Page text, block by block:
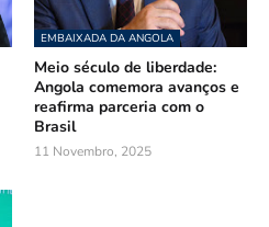
EMBAIXADA DA ANGOLA
Meio século de liberdade:
Angola comemora avanços e
reafirma parceria com o
Brasil
11 Novembro, 2025